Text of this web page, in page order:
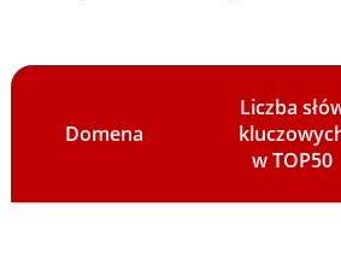
Domena
Liczba
w TOP50